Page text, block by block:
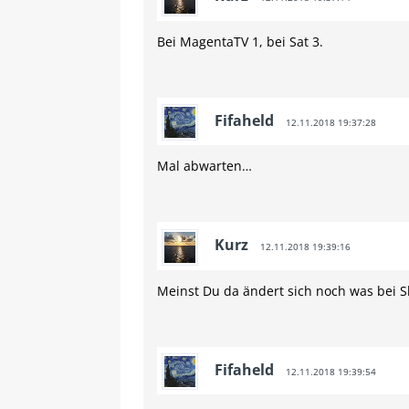
Bei MagentaTV 1, bei Sat 3.
Fifaheld 12.11.2018 19:37:28
Mal abwarten…
Kurz 12.11.2018 19:39:16
Meinst Du da ändert sich noch was bei
Fifaheld 12.11.2018 19:39:54